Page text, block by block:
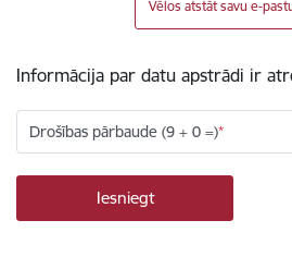
Vēlos atstāt savu e-
Informācija par datu apstrādi ir
Drošības pārbaude (9 + 0 =)